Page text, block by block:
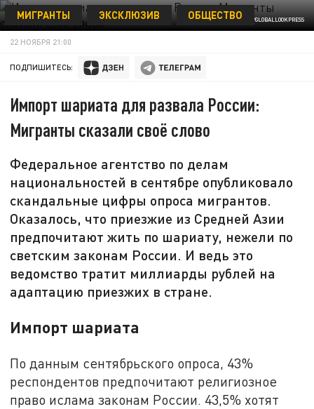
BULKIN SERGEY/NEWS.RU/GLOBALLOOKPRESS
МИГРАНТЫ ЭКСКЛЮЗИВ ОБЩЕСТВО
22 НОЯБРЯ 21:00
ПОДПИШИТЕСЬ:
Импорт шариата для развала России:
Мигранты сказали своё слово
Федеральное агентство по делам
национальностей в сентябре опубликовало
скандальные цифры опроса мигрантов.
Оказалось, что приезжие из Средней Азии
предпочитают жить по шариату, нежели по
светским законам России. И ведь это
ведомство тратит миллиарды рублей на
адаптацию приезжих в стране.
Импорт шариата
По данным сентябрьского опроса, 43%
респондентов предпочитают религиозное
право ислама законам России. 43,5% хотят